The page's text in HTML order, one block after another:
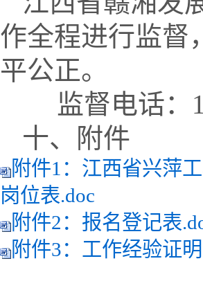
作全程进行监督
平公正。
监督电话：
十、附件
附件1：江西省兴萍
岗位表.doc
附件2：报名登记表
附件3：工作经验证